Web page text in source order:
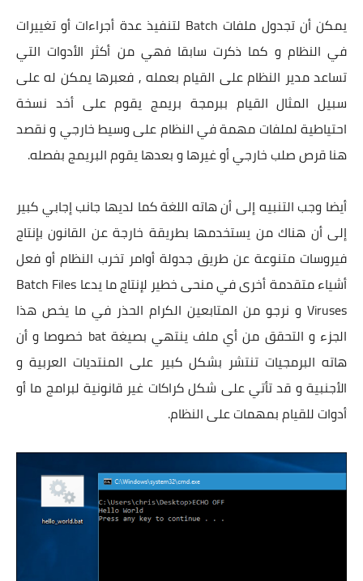
يمكن أن تجدول ملفات Batch لتنفيذ عدة أجراءات أو تغييرات
في النظام و كما ذكرت سابقا فهي من أكثر الأدوات التي
تساعد مدير النظام على القيام بعمله , فعبرها يمكن له على
سبيل المثال القيام ببرمجة بريمج يقوم على أخد نسخة
احتياطية لملفات مهمة في النظام على وسيط خارجي و نقصد
هنا قرص صلب خارجي أو غيرها و بعدها يقوم البريمج بفصله.
أيضا وجب التنبيه إلى أن هاته اللغة كما لديها جانب إجابي كبير
إلى أن هناك من يستخدمها بطريقة خارجة عن القانون بإنتاج
فيروسات متنوعة عن طريق جدولة أوامر تخرب النظام أو فعل
أشياء متقدمة أخرى في منحى خطير لإنتاج ما يدعا Batch Files
Viruses و نرجو من المتابعين الكرام الحذر في ما يخص هذا
الجزء و التحقق من أي ملف ينتهي بصيغة bat خصوصا و أن
هاته البرمجيات تنتشر بشكل كبير على المنتديات العربية و
الأجنبية و قد تأتي على شكل كراكات غير قانونية لبرامج ما أو
أدوات للقيام بمهمات على النظام.